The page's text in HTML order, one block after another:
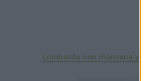
Lombarda con manzana y pasas